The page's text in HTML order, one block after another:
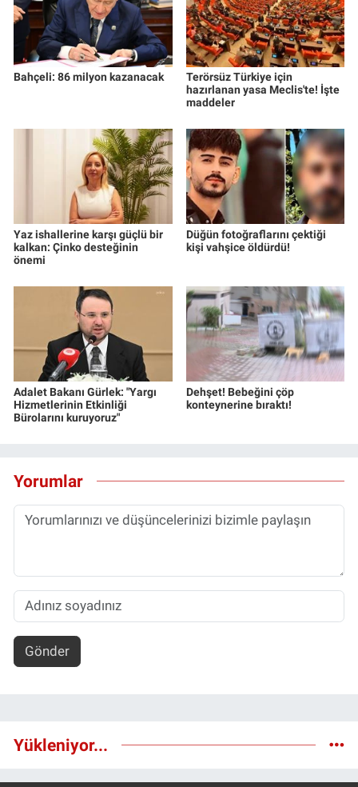
Bahçeli: 86 milyon kazanacak
Terörsüz Türkiye için
hazırlanan yasa Meclis'te! İşte
maddeler
Yaz ishallerine karşı güçlü bir
kalkan: Çinko desteğinin
önemi
Düğün fotoğraflarını çektiği
kişi vahşice öldürdü!
Adalet Bakanı Gürlek: "Yargı
Hizmetlerinin Etkinliği
Bürolarını kuruyoruz"
Dehşet! Bebeğini çöp
konteynerine bıraktı!
Yorumlar
Gönder
Yükleniyor...